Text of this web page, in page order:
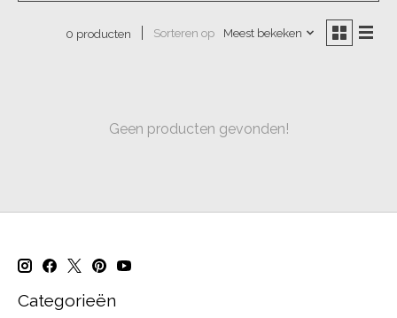
0 producten Sorteren op Meest bekeken
Geen producten gevonden!
Categorieën